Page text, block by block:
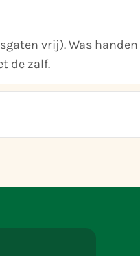
vrij). Was
de zalf.